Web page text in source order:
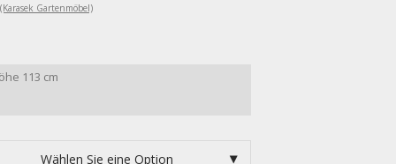
Gartenmöbel)
113 cm